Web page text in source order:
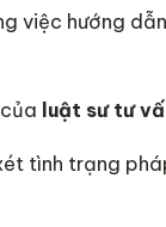
việc hướng
luật sư tư
tình trạng